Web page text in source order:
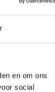
en om ons
social
PO